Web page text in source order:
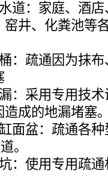
道：家庭、酒
井、化粪池等
：疏通因为抹
：采用专用技
造成的地漏堵塞
面盆：疏通各
。
：使用专用疏